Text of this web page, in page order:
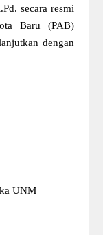
secara resmi
Baru (PAB)
dengan
UNM